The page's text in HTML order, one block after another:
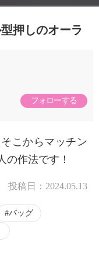
押しのオーラ
フォローする
こからマッチン
の作法です！
投稿日： 2024.05.13
バッグ